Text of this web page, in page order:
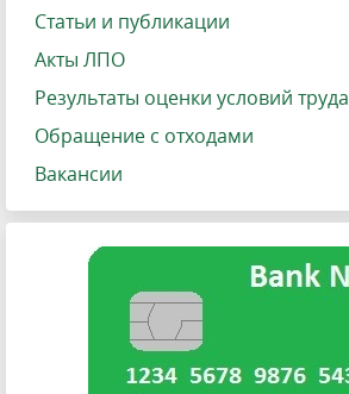
Статьи и публикации
Акты ЛПО
Результаты оценки условий труда
Обращение с отходами
Вакансии